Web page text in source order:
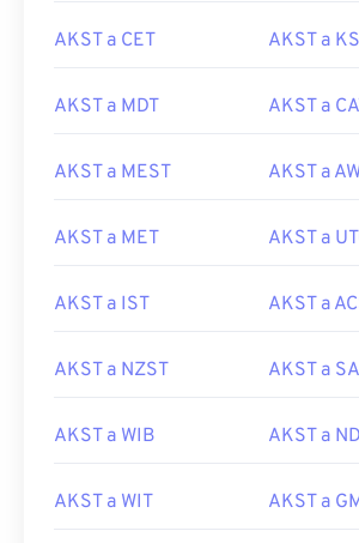
AKST a CET AKST a
AKST a MDT AKST a
AKST a MEST AKST a
AKST a MET AKST a
AKST a IST AKST a
AKST a NZST AKST a
AKST a WIB AKST a
AKST a WIT AKST a